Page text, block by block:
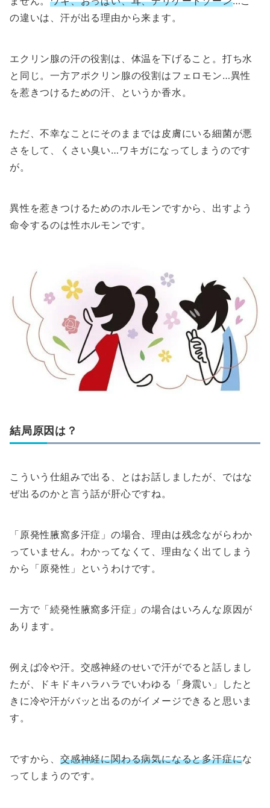
の違いは、汗が出る理由から来ます。
エクリン腺の汗の役割は、体温を下げること。打ち水
と同じ。一方アポクリン腺の役割はフェロモン…異性
を惹きつけるための汗、というか香水。
ただ、不幸なことにそのままでは皮膚にいる細菌が悪
さをして、くさい臭い…ワキガになってしまうのです
が。
異性を惹きつけるためのホルモンですから、出すよう
命令するのは性ホルモンです。
結局原因は？
こういう仕組みで出る、とはお話しましたが、ではな
ぜ出るのかと言う話が肝心ですね。
「原発性腋窩多汗症」の場合、理由は残念ながらわか
っていません。わかってなくて、理由なく出てしまう
から「原発性」というわけです。
一方で「続発性腋窩多汗症」の場合はいろんな原因が
あります。
例えば冷や汗。交感神経のせいで汗がでると話しまし
たが、ドキドキハラハラでいわゆる「身震い」したと
きに冷や汗がバッと出るのがイメージできると思いま
す。
ですから、 交感神経に関わる病気になると多汗症にな
ってしまうのです。